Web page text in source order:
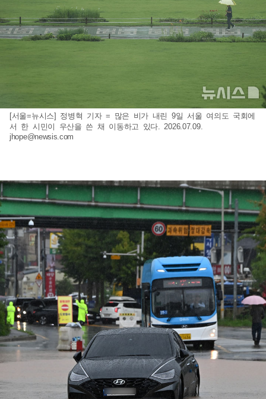
[서울=뉴시스] 정병혁 기자 = 많은 비가 내린 9일 서울 여의도 국회에
서 한 시민이 우산을 쓴 채 이동하고 있다. 2026.07.09.
jhope@newsis.com